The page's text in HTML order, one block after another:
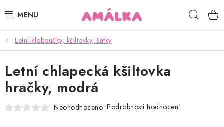
na
KOJENECKÉ, DĚTSKÉ OBLEČENÍ
ČEPICE, RUKAVICE, NÁKRČNÍKY
OSUŠKY, BRYNDÁKY, DEKY, DOPLŇKY
Letní kloboučky, kšiltovky, šátky
Letní chlapecká kšiltovka
hračky, modrá
Neohodnoceno Podrobnosti hodnocení